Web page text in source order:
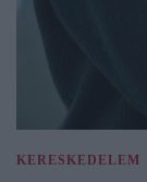
KERESKEDELEM